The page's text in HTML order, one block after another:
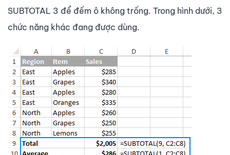
SUBTOTAL 3 để đếm ô không trống. Trong hình dưới, 3
chức năng khác đang được dùng.